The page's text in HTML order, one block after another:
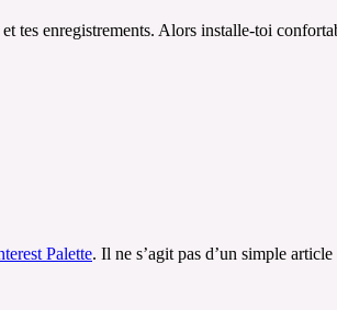
tes enregistrements. Alors installe-toi
Palette. Il ne s’agit pas d’un simple